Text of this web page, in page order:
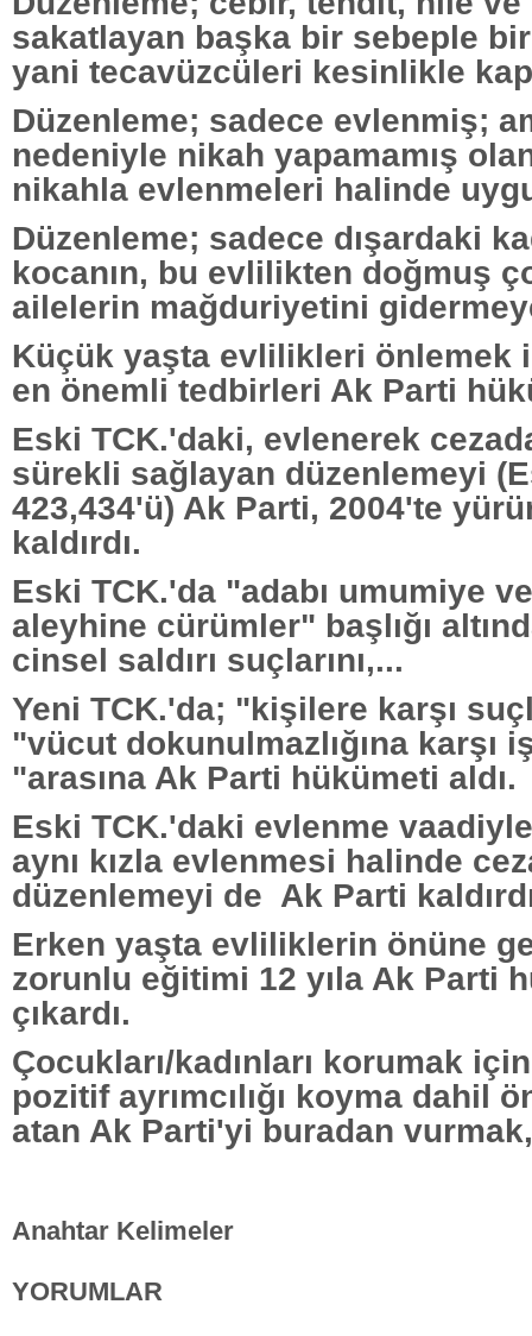
sakatlayan başka bir sebeple
yani tecavüzcüleri kesinlikle
Düzenleme; sadece evlenmiş;
nedeniyle nikah yapamamış
nikahla evlenmeleri halinde
Düzenleme; sadece dışardaki
kocanın, bu evlilikten doğmuş
ailelerin mağduriyetini
Küçük yaşta evlilikleri önlemek
en önemli tedbirleri Ak Parti
Eski TCK.'daki, evlenerek
sürekli sağlayan düzenlemeyi
423,434'ü) Ak Parti, 2004'te
kaldırdı.
Eski TCK.'da "adabı umumiye
aleyhine cürümler" başlığı
cinsel saldırı suçlarını,...
Yeni TCK.'da; "kişilere karşı
"vücut dokunulmazlığına karşı
"arasına Ak Parti hükümeti aldı.
Eski TCK.'daki evlenme vaadiyle
aynı kızla evlenmesi halinde
düzenlemeyi de Ak Parti
Erken yaşta evliliklerin önüne
zorunlu eğitimi 12 yıla Ak Parti
çıkardı.
Çocukları/kadınları korumak
pozitif ayrımcılığı koyma dahil
atan Ak Parti'yi buradan vurmak,
Anahtar Kelimeler
YORUMLAR